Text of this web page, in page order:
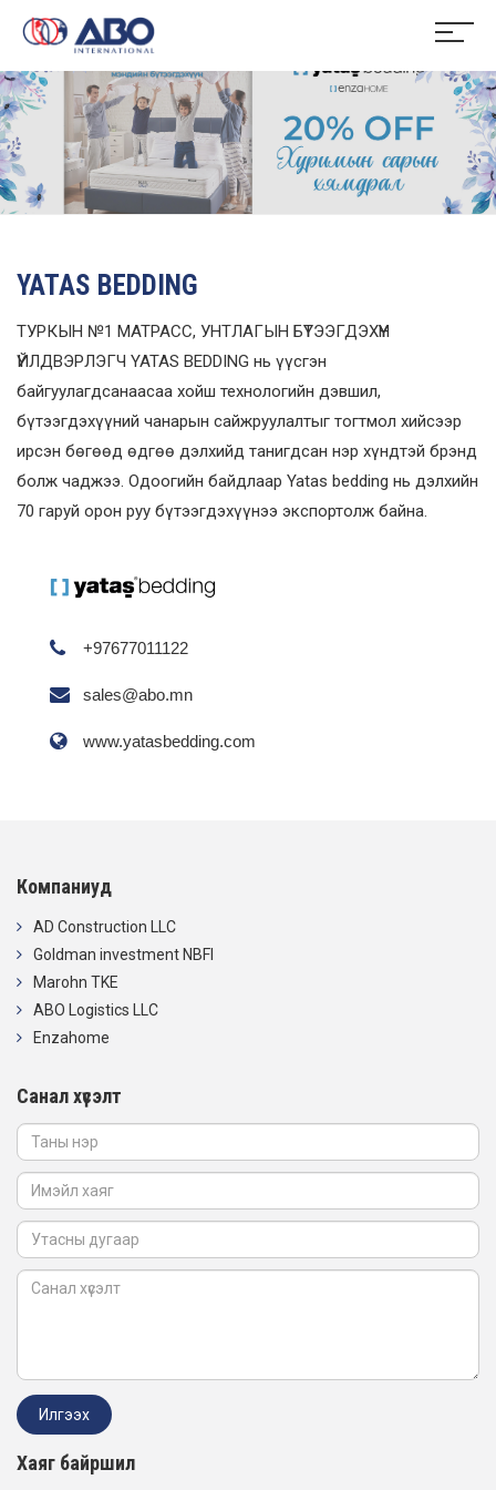
YATAS BEDDING
ТУРКЫН №1 МАТРАСС, УНТЛАГЫН БҮТЭЭГДЭХҮҮН
ҮЙЛДВЭРЛЭГЧ YATAS BEDDING нь үүсгэн
байгуулагдсанаасаа хойш технологийн дэвшил,
бүтээгдэхүүний чанарын сайжруулалтыг тогтмол хийсээр
ирсэн бөгөөд өдгөө дэлхийд танигдсан нэр хүндтэй брэнд
болж чаджээ. Одоогийн байдлаар Yatas bedding нь дэлхийн
70 гаруй орон руу бүтээгдэхүүнээ экспортолж байна.
+97677011122
sales@abo.mn
www.yatasbedding.com
Компаниуд
AD Construction LLC
Goldman investment NBFI
Marohn TKE
ABO Logistics LLC
Enzahome
Санал хүсэлт
Хаяг байршил